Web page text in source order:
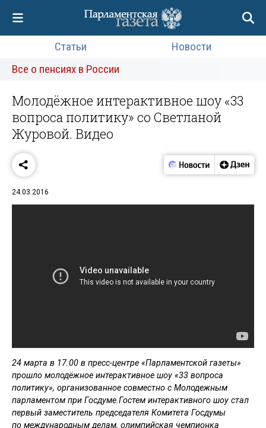
Статьи
Новости
Все о пенсиях в России
Молодёжное интерактивное шоу «33
вопроса политику» со Светланой
Журовой. Видео
24.03.2016
24 марта в 17.00 в пресс-центре «Парламентской газеты»
прошло молодёжное интерактивное шоу «33 вопроса
политику», организованное совместно с Молодежным
парламентом при Госдуме.Гостем интерактивного шоу стал
первый заместитель председателя Комитета Госдумы
по международным делам, олимпийская чемпионка